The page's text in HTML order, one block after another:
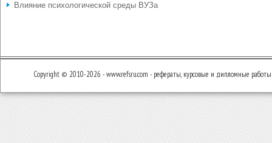
Влияние психологической среды ВУЗа
Copyright © 2010-2026 - www.refsru.com - рефераты, курсовые и дипломные работы